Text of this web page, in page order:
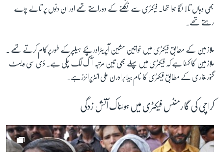
بھی وہاں تالا لگا ہوا تھا۔ فیکٹری سے نکلنے کے دوراستے تھے اور ان دنوں پر تالے پڑے
رہتے تھے۔
ملازمین کے مطابق فیکٹری میں خواتین مشین آپریٹراوربچے ہیلپرکے طورپرکام کرتے تھے ۔
ملازمین کا کہنا ہے کہ فیکٹری میں پہلے بھی تین مرتبہ آگ لگ چکی ہے۔ ڈی سی ویسٹ
گنورلغاری کے مطابق فیکٹری کا نام بیلابرادرن علی انٹرپرائززہے۔
کراچی کی گارمنٹس فیکٹری میں ہولناک آتش زدگی